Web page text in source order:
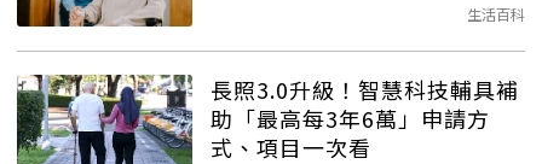
生活百科
長照3.0升級！智慧科技輔具補
助「最高每3年6萬」申請方
式、項目一次看